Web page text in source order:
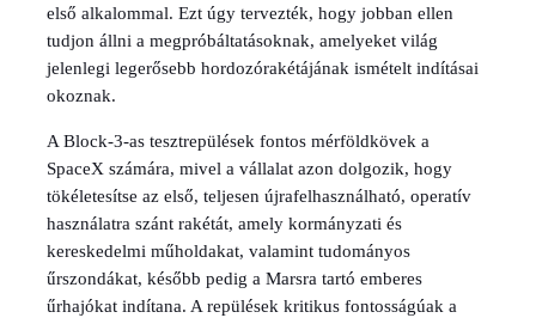
első alkalommal. Ezt úgy tervezték, hogy jobban ellen
tudjon állni a megpróbáltatásoknak, amelyeket világ
jelenlegi legerősebb hordozórakétájának ismételt indításai
okoznak.
A Block-3-as tesztrepülések fontos mérföldkövek a
SpaceX számára, mivel a vállalat azon dolgozik, hogy
tökéletesítse az első, teljesen újrafelhasználható, operatív
használatra szánt rakétát, amely kormányzati és
kereskedelmi műholdakat, valamint tudományos
űrszondákat, később pedig a Marsra tartó emberes
űrhajókat indítana. A repülések kritikus fontosságúak a